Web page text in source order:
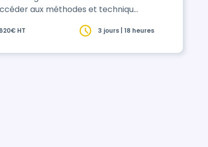
aux méthodes et techniques
HT 3 jours | 18 heures